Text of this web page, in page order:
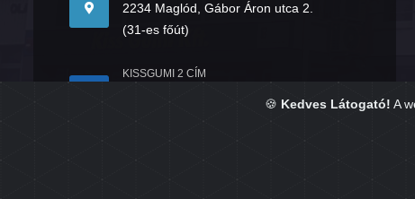
🍪 Kedves Látogató! A
2234 Maglód, Gábor Áron utca 2.
(31-es főút)
KISSGUMI 2 CÍM
2234 Maglód, Mendei út 4/A.